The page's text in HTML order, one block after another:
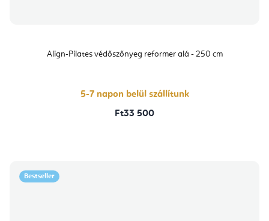
Align-Pilates védőszőnyeg reformer alá - 250 cm
5-7 napon belül szállítunk
Ft33 500
Bestseller